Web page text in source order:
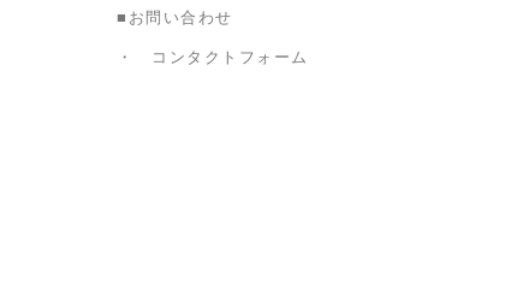
■お問い合わせ
・ コンタクトフォーム